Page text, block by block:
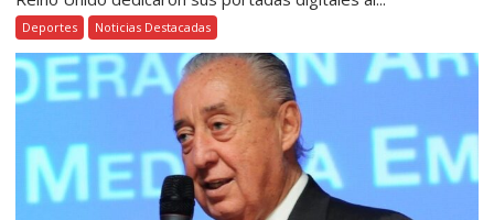
Deportes Noticias Destacadas